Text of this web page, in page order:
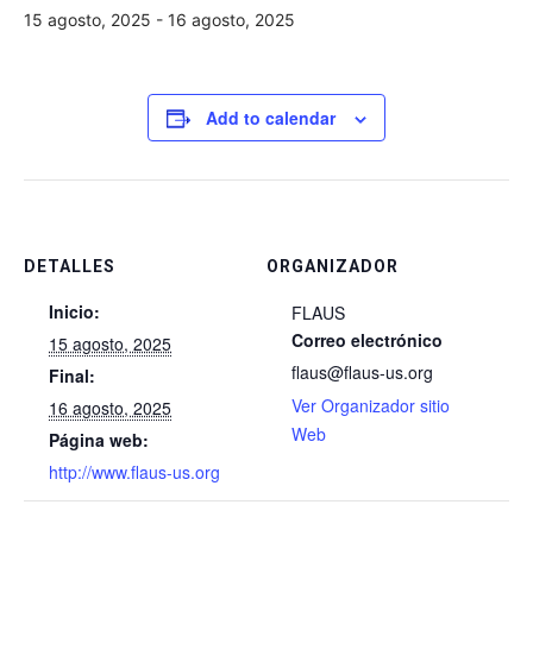
15 agosto, 2025 - 16 agosto, 2025
Add to calendar
DETALLES
Inicio:
15 agosto, 2025
Final:
16 agosto, 2025
Página web:
http://www.flaus-us.org
ORGANIZADOR
FLAUS
Correo electrónico
flaus@flaus-us.org
Ver Organizador sitio
Web